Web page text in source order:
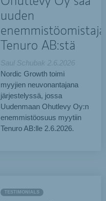
uuden
Tenuro AB:stä
Saul Schubak 2.6.2026
Nordic Growth toimi
myyjien neuvonantajana
järjestelyssä, jossa
Uudenmaan Ohutlevy Oy:n
enemmistöosuus myytiin
Tenuro AB:lle 2.6.2026.
TESTIMONIALS